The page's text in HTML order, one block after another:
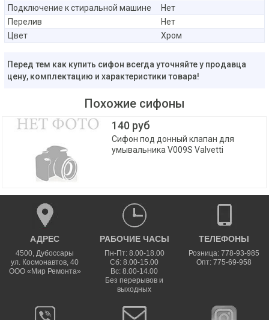
Подключение к стиральной машине
Нет
Перелив
Нет
Цвет
Хром
Перед тем как купить сифон всегда уточняйте у продавца
цену, комплектацию и характеристики товара!
Похожие сифоны
140 руб
Сифон под донный клапан для
умывальника V009S Valvetti
АДРЕС
4500,Дубоссары
ул. Космонавтов, 40
ООО «Мир Ремонта»
РАБОЧИЕ ЧАСЫ
Пн-Пт: 8.00-18.00
Сб: 8.00-15.00
Вс: 8.00-14.00
Без перерывов и
выходных
ТЕЛЕФОНЫ
Розница: 778-93-985
Опт: 775-69-958